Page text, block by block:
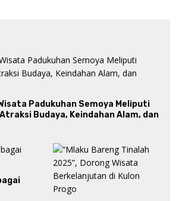
Padukuhan Semoya Meliputi
Budaya, Keindahan Alam, dan